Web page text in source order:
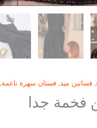
, فساتين ميد, فستان سهرة ناعمة,
فخمة جدا